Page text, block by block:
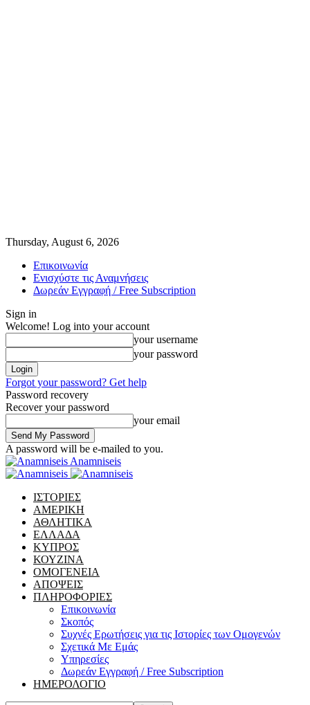
Thursday, August 6, 2026
Επικοινωνία
Ενισχύστε τις Αναμνήσεις
Δωρεάν Εγγραφή / Free Subscription
Sign in
Welcome! Log into your account
your username
your password
Forgot your password? Get help
Password recovery
Recover your password
your email
A password will be e-mailed to you.
Anamniseis
ΙΣΤΟΡΙΕΣ
ΑΜΕΡΙΚΗ
ΑΘΛΗΤΙΚΑ
ΕΛΛΑΔΑ
ΚΥΠΡΟΣ
ΚΟΥΖΙΝΑ
ΟΜΟΓΕΝΕΙΑ
ΑΠΟΨΕΙΣ
ΠΛΗΡΟΦΟΡΙΕΣ
Επικοινωνία
Σκοπός
Συχνές Ερωτήσεις για τις Ιστορίες των Ομογενών
Σχετικά Με Εμάς
Υπηρεσίες
Δωρεάν Εγγραφή / Free Subscription
ΗΜΕΡΟΛΟΓΙΟ